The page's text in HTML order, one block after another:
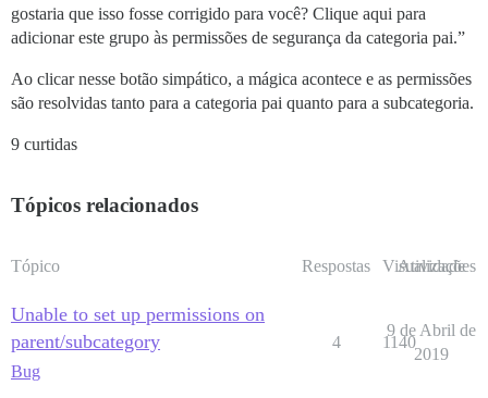
gostaria que isso fosse corrigido para você? Clique aqui para
adicionar este grupo às permissões de segurança da categoria pai.”
Ao clicar nesse botão simpático, a mágica acontece e as permissões
são resolvidas tanto para a categoria pai quanto para a subcategoria.
9 curtidas
Tópicos relacionados
Tópico Respostas Visualizações
Atividade
Unable to set up permissions on
parent/subcategory
Bug
4 1140
9 de Abril de
2019